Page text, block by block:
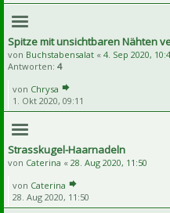
Spitze mit unsichtbaren Nähten
von Buchstabensalat « 4. Sep 2020,
Antworten: 4
von Chrysa
1. Okt 2020, 09:11
Strasskugel-Haarnadeln
von Caterina « 28. Aug 2020, 11:50
von Caterina
28. Aug 2020, 11:50